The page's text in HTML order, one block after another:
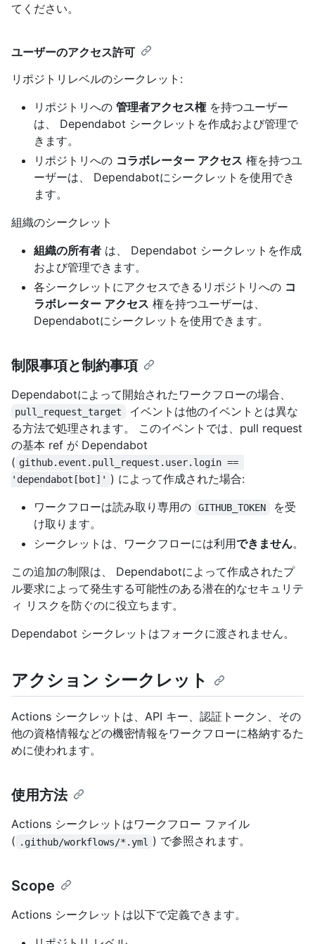
てください。
ユーザーのアクセス許可
リポジトリレベルのシークレット:
リポジトリへの 管理者アクセス権を持つユーザー
は、 Dependabot シークレットを作成および管理で
きます。
リポジトリへの コラボレーター アクセス 権を持つユ
ーザーは、 Dependabotにシークレットを使用でき
ます。
組織のシークレット
組織の所有者 は、 Dependabot シークレットを作成
および管理できます。
各シークレットにアクセスできるリポジトリへの コ
ラボレーター アクセス 権を持つユーザーは、
Dependabotにシークレットを使用できます。
制限事項と制約事項
Dependabotによって開始されたワークフローの場合、
pull_request_target
イベントは他のイベントとは異な
る方法で処理されます。 このイベントでは、pull request
の基本 ref が Dependabot
( github.event.pull_request.user.login ==
'dependabot[bot]' ) によって作成された場合:
ワークフローは読み取り専用の
GITHUB_TOKEN
を受
け取ります。
シークレットは、ワークフローには利用できません。
この追加の制限は、 Dependabotによって作成されたプ
ル要求によって発生する可能性のある潜在的なセキュリテ
ィ リスクを防ぐのに役立ちます。
Dependabot シークレットはフォークに渡されません。
アクション シークレット
Actions シークレットは、API キー、認証トークン、その
他の資格情報などの機密情報をワークフローに格納するた
めに使われます。
使用方法
Actions シークレットはワークフロー ファイル
( .github/workflows/*.yml ) で参照されます。
Scope
Actions シークレットは以下で定義できます。